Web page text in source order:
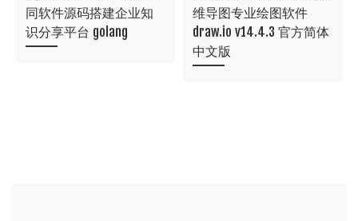
同软件源码搭建企业知
识分享平台 golang
维导图专业绘图软件
draw.io v14.4.3 官方简体
中文版